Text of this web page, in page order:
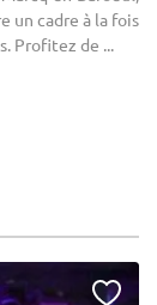
un cadre à la fois
Profitez de ...